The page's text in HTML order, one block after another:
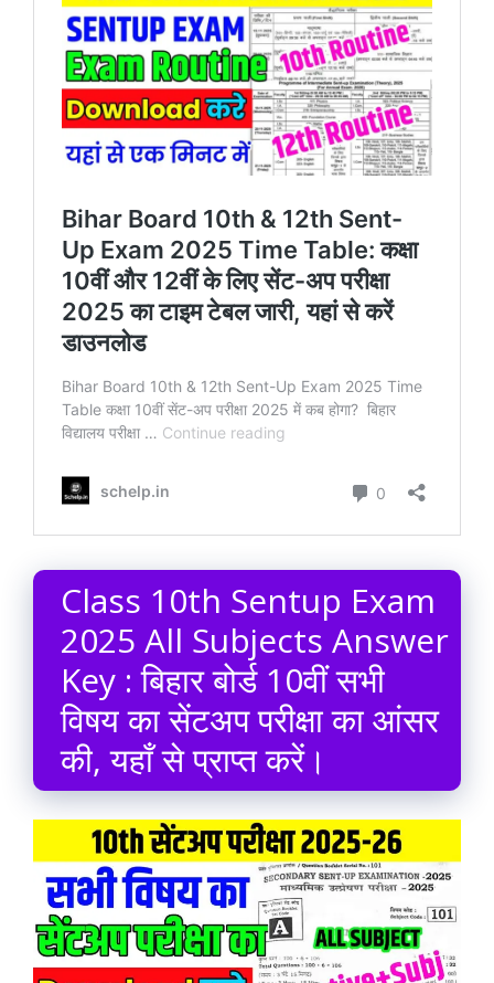
Class 10th Sentup Exam
2025 All Subjects Answer
Key : बिहार बोर्ड 10वीं सभी
विषय का सेंटअप परीक्षा का आंसर
की, यहाँ से प्राप्त करें।